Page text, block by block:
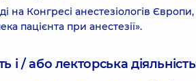
на Конгресі анестезіологів
пацієнта при анестезії».
і / або лекторська